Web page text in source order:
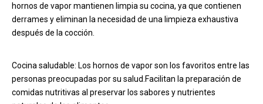
hornos de vapor mantienen limpia su cocina, ya que contienen
derrames y eliminan la necesidad de una limpieza exhaustiva
después de la cocción.
Cocina saludable: Los hornos de vapor son los favoritos entre las
personas preocupadas por su salud.Facilitan la preparación de
comidas nutritivas al preservar los sabores y nutrientes